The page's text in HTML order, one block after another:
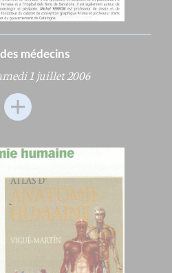
médecins
1 juillet 2006